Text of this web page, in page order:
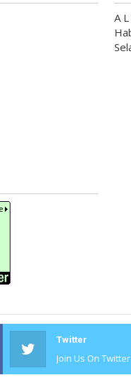
A
Twitter
Join Us On Twitter